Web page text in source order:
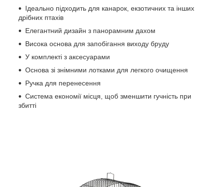
Ідеально підходить для канарок, екзотичних та інших
дрібних птахів
Елегантний дизайн з панорамним дахом
Висока основа для запобігання виходу бруду
У комплекті з аксесуарами
Основа зі знімними лотками для легкого очищення
Ручка для перенесення
Система економії місця, щоб зменшити гучність при
збитті